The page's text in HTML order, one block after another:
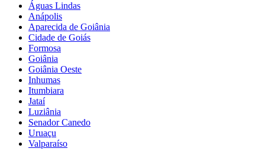
Águas Lindas
Anápolis
Aparecida de Goiânia
Cidade de Goiás
Formosa
Goiânia
Goiânia Oeste
Inhumas
Itumbiara
Jataí
Luziânia
Senador Canedo
Uruaçu
Valparaíso